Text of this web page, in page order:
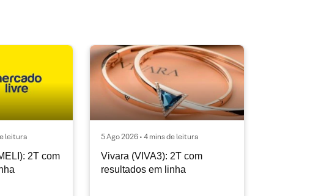
leitura
2T com
5 Ago 2026 • 4 mins de leitura
Vivara (VIVA3): 2T com
resultados em linha